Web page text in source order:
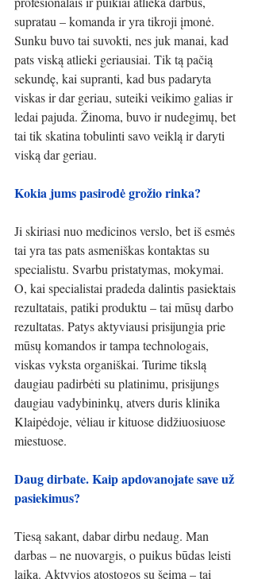
supratau – komanda ir yra tikroji įmonė.
Sunku buvo tai suvokti, nes juk manai, kad
pats viską atlieki geriausiai. Tik tą pačią
sekundę, kai supranti, kad bus padaryta
viskas ir dar geriau, suteiki veikimo galias ir
ledai pajuda. Žinoma, buvo ir nudegimų, bet
tai tik skatina tobulinti savo veiklą ir daryti
viską dar geriau.
Kokia jums pasirodė grožio rinka?
Ji skiriasi nuo medicinos verslo, bet iš esmės
tai yra tas pats asmeniškas kontaktas su
specialistu. Svarbu pristatymas, mokymai.
O, kai specialistai pradeda dalintis pasiektais
rezultatais, patiki produktu – tai mūsų darbo
rezultatas. Patys aktyviausi prisijungia prie
mūsų komandos ir tampa technologais,
viskas vyksta organiškai. Turime tikslą
daugiau padirbėti su platinimu, prisijungs
daugiau vadybininkų, atvers duris klinika
Klaipėdoje, vėliau ir kituose didžiuosiuose
miestuose.
Daug dirbate. Kaip apdovanojate save už
pasiekimus?
Tiesą sakant, dabar dirbu nedaug. Man
darbas – ne nuovargis, o puikus būdas leisti
laiką. Aktyvios atostogos su šeima – tai